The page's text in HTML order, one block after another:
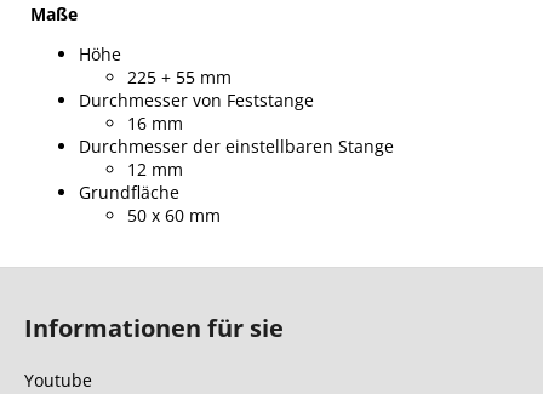
Maße
Höhe
225 + 55 mm
Durchmesser von Feststange
16 mm
Durchmesser der einstellbaren Stange
12 mm
Grundfläche
50 x 60 mm
Informationen für sie
Youtube